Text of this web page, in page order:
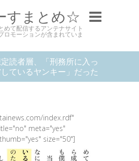
すまとめ☆
めて配信するアンテナサイト
ロモーションが含まれていま
読者層、「刑務所に入っ
ているヤンキー」だった
index.rdf"
meta="yes"
size="50"]